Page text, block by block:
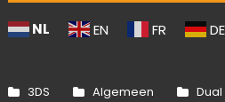
NL EN FR DE
3DS Algemeen